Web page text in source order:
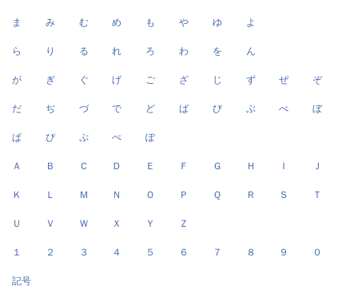
ま み む め も や ゆ よ
ら り る れ ろ わ を ん
が ぎ ぐ げ ご ざ じ ず ぜ ぞ
だ ぢ づ で ど ば び ぶ べ ぼ
ぱ ぴ ぷ ぺ ぽ
Ａ Ｂ Ｃ Ｄ Ｅ Ｆ Ｇ Ｈ Ｉ Ｊ
Ｋ Ｌ Ｍ Ｎ Ｏ Ｐ Ｑ Ｒ Ｓ Ｔ
Ｕ Ｖ Ｗ Ｘ Ｙ Ｚ
１ ２ ３ ４ ５ ６ ７ ８ ９ ０
記号